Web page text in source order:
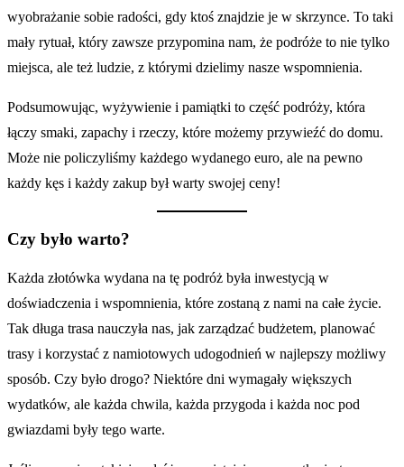
wyobrażanie sobie radości, gdy ktoś znajdzie je w skrzynce. To taki
mały rytuał, który zawsze przypomina nam, że podróże to nie tylko
miejsca, ale też ludzie, z którymi dzielimy nasze wspomnienia.
Podsumowując, wyżywienie i pamiątki to część podróży, która
łączy smaki, zapachy i rzeczy, które możemy przywieźć do domu.
Może nie policzyliśmy każdego wydanego euro, ale na pewno
każdy kęs i każdy zakup był warty swojej ceny!
Czy było warto?
Każda złotówka wydana na tę podróż była inwestycją w
doświadczenia i wspomnienia, które zostaną z nami na całe życie.
Tak długa trasa nauczyła nas, jak zarządzać budżetem, planować
trasy i korzystać z namiotowych udogodnień w najlepszy możliwy
sposób. Czy było drogo? Niektóre dni wymagały większych
wydatków, ale każda chwila, każda przygoda i każda noc pod
gwiazdami były tego warte.